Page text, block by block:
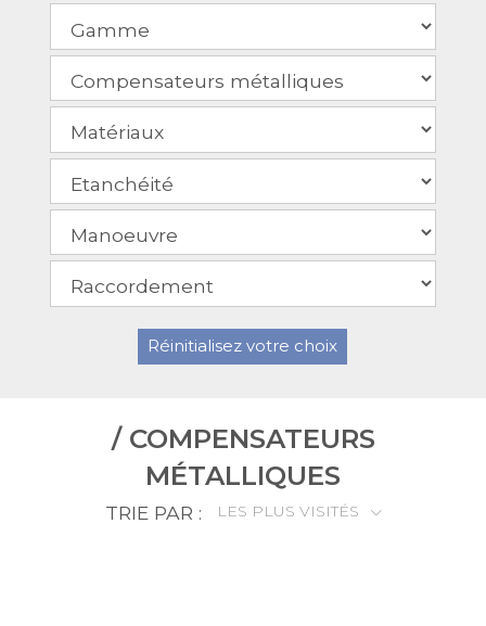
Réinitialisez votre choix
/ COMPENSATEURS
MÉTALLIQUES
TRIE PAR : LES PLUS VISITÉS